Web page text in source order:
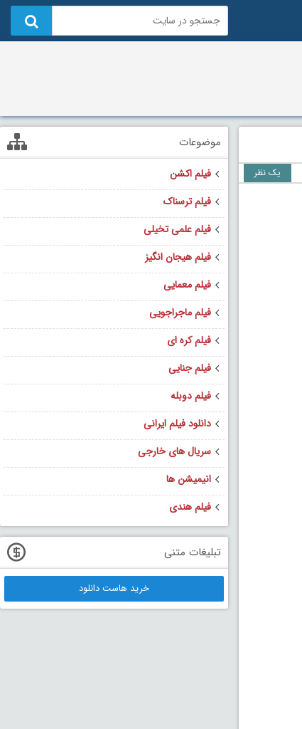
یک نظر
موضوعات
فیلم اکشن
فیلم ترسناک
فیلم علمی تخیلی
فیلم هیجان انگیز
فیلم معمایی
فیلم ماجراجویی
فیلم کره ای
فیلم جنایی
فیلم دوبله
دانلود فیلم ایرانی
سریال های خارجی
انیمیشن ها
فیلم هندی
تبلیغات متنی
خرید هاست دانلود